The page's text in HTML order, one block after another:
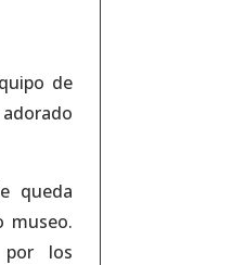
de
queda
museo.
por los